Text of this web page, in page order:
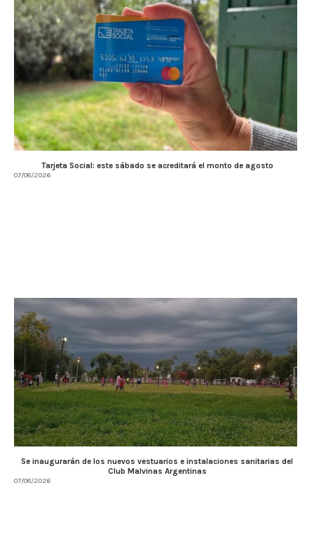
Tarjeta Social: este sábado se acreditará el monto de agosto
07/08/2026
Se inaugurarán de los nuevos vestuarios e instalaciones sanitarias del
Club Malvinas Argentinas
07/08/2026